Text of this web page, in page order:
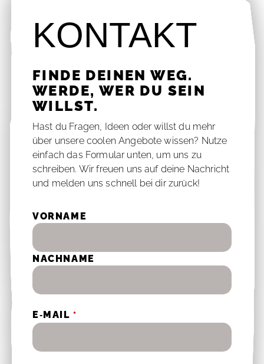
KON­TAKT
FIN­DE DEI­NEN WEG.
WER­DE, WER DU SEIN
WILLST.
Hast du Fra­gen, Ideen oder willst du mehr
über un­se­re coo­len An­ge­bo­te wis­sen? Nut­ze
ein­fach das For­mu­lar un­ten, um uns zu
schrei­ben. Wir freu­en uns auf dei­ne Nach­richt
und mel­den uns schnell bei dir zu­rück!
VOR­NA­ME
NACH­NA­ME
E‑MAIL *